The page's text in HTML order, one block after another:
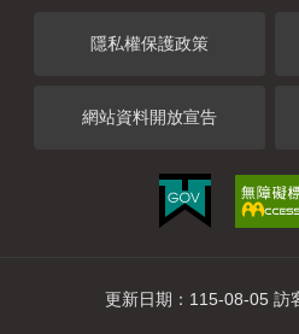
隱私權保護政策
網站資料開放宣告
更新日期：115-08-05 訪